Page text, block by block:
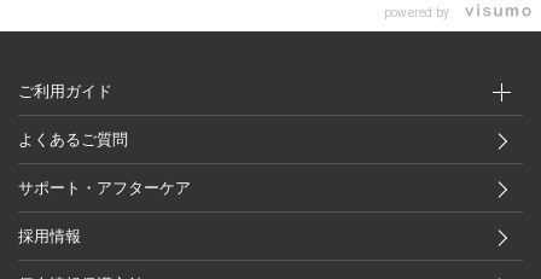
powered by
ご利用ガイド
よくあるご質問
サポート・アフターケア
採用情報